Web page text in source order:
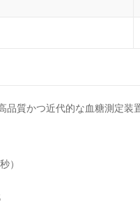
品質かつ近代的な血糖測定装
）